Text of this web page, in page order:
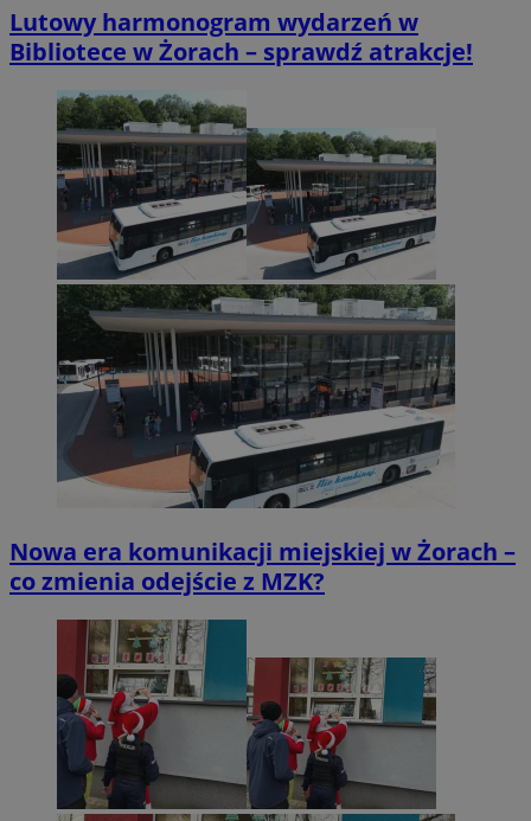
Lutowy harmonogram wydarzeń w
Bibliotece w Żorach – sprawdź atrakcje!
Nowa era komunikacji miejskiej w Żorach –
co zmienia odejście z MZK?